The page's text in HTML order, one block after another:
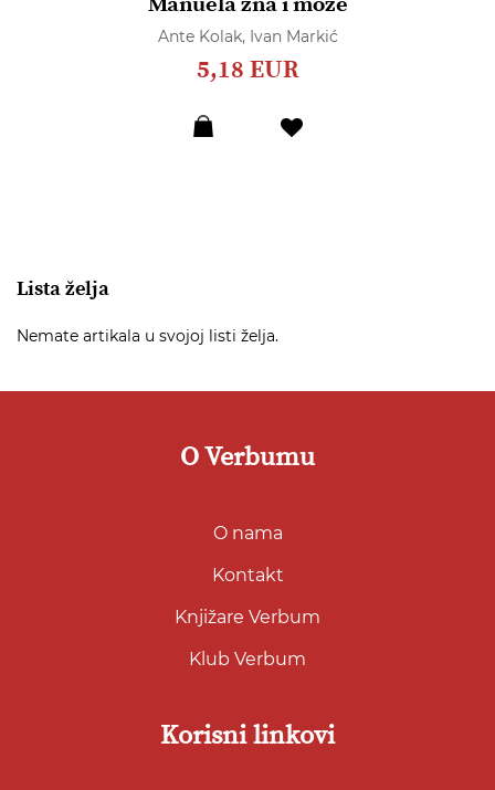
Ante Kolak, Ivan Markić
5,18 EUR
Lista želja
Nemate artikala u svojoj listi želja.
O Verbumu
O nama
Kontakt
Knjižare Verbum
Klub Verbum
Korisni linkovi